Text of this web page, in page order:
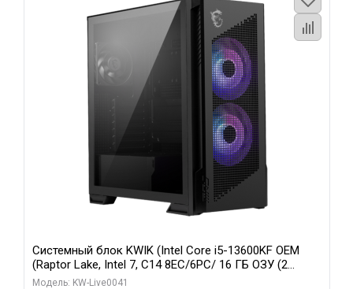
Системный блок KWIK (Intel Core i5-13600KF OEM
(Raptor Lake, Intel 7, C14 8EC/6PC/ 16 ГБ ОЗУ (2
модуля)/ Palit RTX5080 GAMINGPRO OC 16GB GDDR7
Модель: KW-Live0041